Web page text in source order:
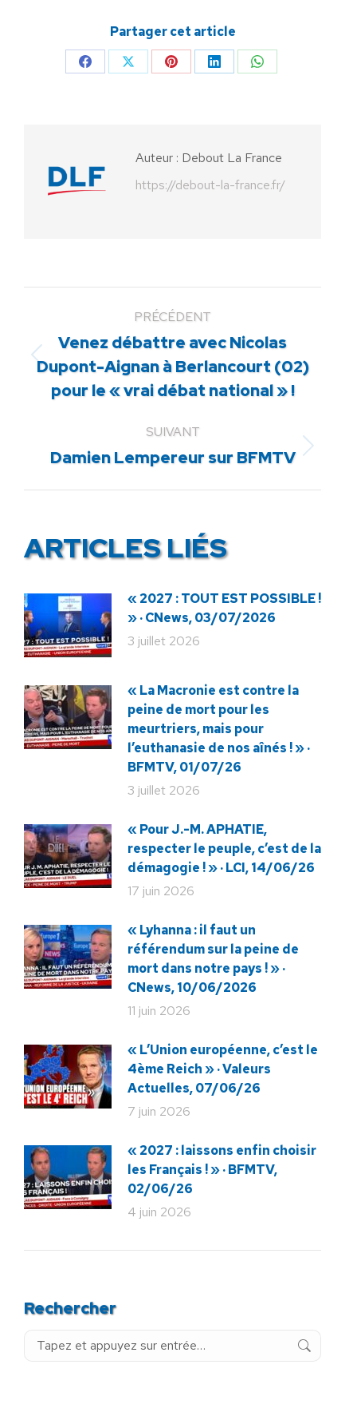
Partager cet article
PartagerPartagerPartagerPartagerPartager
Auteur : Debout La France
https://debout-la-france.fr/
PRÉCÉDENT
Article
précédent
:
Venez débattre avec Nicolas
Dupont-Aignan à Berlancourt (02)
pour le « vrai débat national » !
SUIVANT
Article
:
Damien Lempereur sur BFMTV
ARTICLES LIÉS
« 2027 : TOUT EST POSSIBLE !
» · CNews, 03/07/2026
3 juillet 2026
« La Macronie est contre la
peine de mort pour les
meurtriers, mais pour
l’euthanasie de nos aînés ! » ·
BFMTV, 01/07/26
3 juillet 2026
« Pour J.-M. APHATIE,
respecter le peuple, c’est de la
démagogie ! » · LCI, 14/06/26
17 juin 2026
« Lyhanna : il faut un
référendum sur la peine de
mort dans notre pays ! » ·
CNews, 10/06/2026
11 juin 2026
« L’Union européenne, c’est le
4ème Reich » · Valeurs
Actuelles, 07/06/26
7 juin 2026
« 2027 : laissons enfin choisir
les Français ! » · BFMTV,
02/06/26
4 juin 2026
Rechercher
Recherche